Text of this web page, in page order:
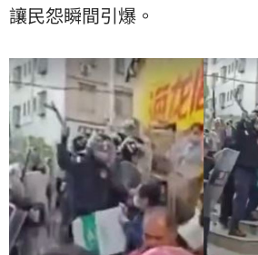
讓民怨瞬間引爆。